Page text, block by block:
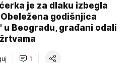
je za dlaku izbegla
godišnjica
u Beogradu, građani odali
1